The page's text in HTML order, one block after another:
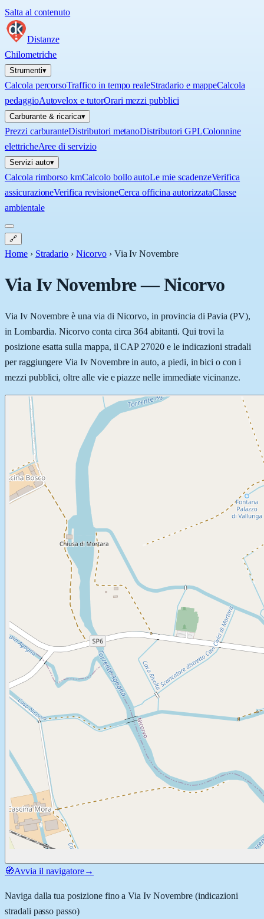
Salta al contenuto
Distanze
Chilometriche
Strumenti▾
Calcola percorsoTraffico in tempo realeStradario e mappeCalcola
pedaggioAutovelox e tutorOrari mezzi pubblici
Carburante & ricarica▾
Prezzi carburanteDistributori metanoDistributori GPLColonnine
elettricheAree di servizio
Servizi auto▾
Calcola rimborso kmCalcolo bollo autoLe mie scadenzeVerifica
assicurazioneVerifica revisioneCerca officina autorizzataClasse
ambientale
🔗
Home › Stradario › Nicorvo › Via Iv Novembre
Via Iv Novembre—Nicorvo
Via Iv Novembre è una via di Nicorvo, in provincia di Pavia (PV),
in Lombardia. Nicorvo conta circa 364 abitanti. Qui trovi la
posizione esatta sulla mappa, il CAP 27020 e le indicazioni stradali
per raggiungere Via Iv Novembre in auto, a piedi, in bici o con i
mezzi pubblici, oltre alle vie e piazze nelle immediate vicinanze.
🧭Avvia il navigatore→
Naviga dalla tua posizione fino aVia Iv Novembre(indicazioni
stradali passo passo)